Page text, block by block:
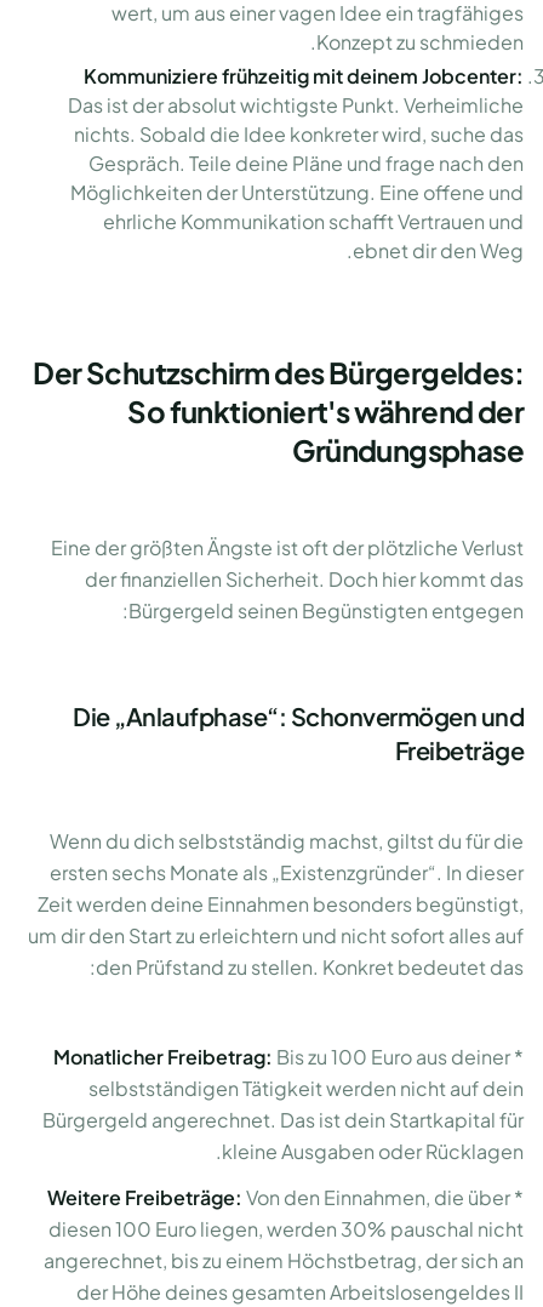
wert, um aus einer vagen Idee ein tragfähiges
Konzept zu schmieden.
Kommuniziere frühzeitig mit deinem Jobcenter:
Das ist der absolut wichtigste Punkt. Verheimliche
nichts. Sobald die Idee konkreter wird, suche das
Gespräch. Teile deine Pläne und frage nach den
Möglichkeiten der Unterstützung. Eine offene und
ehrliche Kommunikation schafft Vertrauen und
ebnet dir den Weg.
Der Schutzschirm des Bürgergeldes:
So funktioniert's während der
Gründungsphase
Eine der größten Ängste ist oft der plötzliche Verlust
der finanziellen Sicherheit. Doch hier kommt das
Bürgergeld seinen Begünstigten entgegen:
Die „Anlaufphase“: Schonvermögen und
Freibeträge
Wenn du dich selbstständig machst, giltst du für die
ersten sechs Monate als „Existenzgründer“. In dieser
Zeit werden deine Einnahmen besonders begünstigt,
um dir den Start zu erleichtern und nicht sofort alles auf
den Prüfstand zu stellen. Konkret bedeutet das:
*
Monatlicher Freibetrag: Bis zu 100 Euro aus deiner
selbstständigen Tätigkeit werden nicht auf dein
Bürgergeld angerechnet. Das ist dein Startkapital für
kleine Ausgaben oder Rücklagen.
*
Weitere Freibeträge: Von den Einnahmen, die über
diesen 100 Euro liegen, werden 30% pauschal nicht
angerechnet, bis zu einem Höchstbetrag, der sich an
der Höhe deines gesamten Arbeitslosengeldes II